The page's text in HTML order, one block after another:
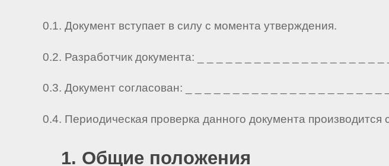
0.1. Документ вступает в силу с момента утверждения.
0.2. Разработчик документа: _ _ _ _ _ _ _ _ _ _ _ _ _ _ _ _ _ _ _ _
0.3. Документ согласован: _ _ _ _ _ _ _ _ _ _ _ _ _ _ _ _ _ _ _ _ _
0.4. Периодическая проверка данного документа
1. Общие положения